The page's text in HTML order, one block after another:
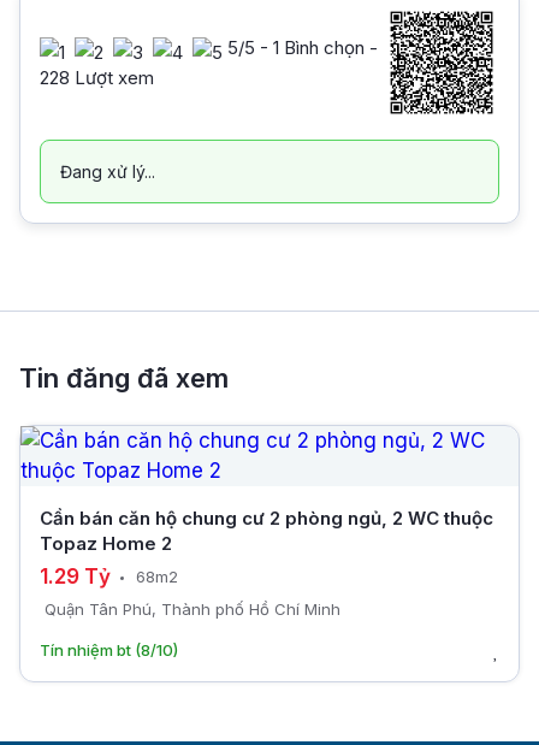
5/5 - 1 Bình chọn -
228 Lượt xem
Đang xử lý...
Tin đăng đã xem
Cần bán căn hộ chung cư 2 phòng ngủ, 2 WC thuộc
Topaz Home 2
1.29 Tỷ
68m2
Quận Tân Phú, Thành phố Hồ Chí Minh
Tín nhiệm bt (8/10)